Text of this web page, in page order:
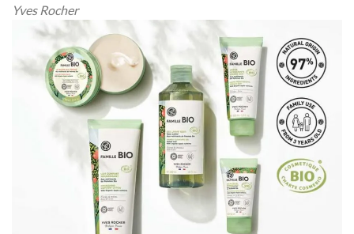
Yves Rocher